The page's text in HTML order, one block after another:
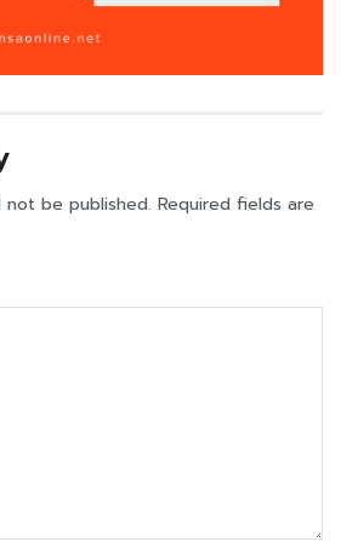
not be published. Required fields are